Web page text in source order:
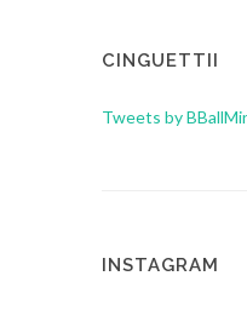
CINGUETTII
Tweets by
INSTAGRAM